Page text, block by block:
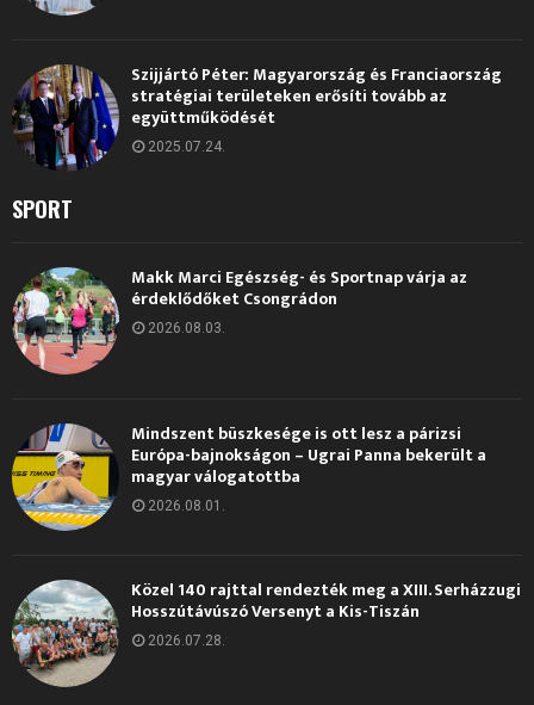
Szijjártó Péter: Magyarország és Franciaország
stratégiai területeken erősíti tovább az
együttműködését
2025.07.24.
SPORT
Makk Marci Egészség- és Sportnap várja az
érdeklődőket Csongrádon
2026.08.03.
Mindszent büszkesége is ott lesz a párizsi
Európa-bajnokságon – Ugrai Panna bekerült a
magyar válogatottba
2026.08.01.
Közel 140 rajttal rendezték meg a XIII. Serházzugi
Hosszútávúszó Versenyt a Kis-Tiszán
2026.07.28.